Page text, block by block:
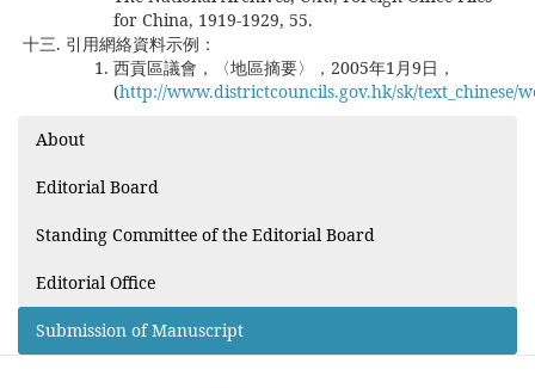
for China, 1919-1929, 55.
引用網絡資料示例：
西貢區議會，〈地區摘要〉，2005年1月9日，
(http://www.districtcouncils.gov.hk/sk/text_chinese/
About
Editorial Board
Standing Committee of the Editorial Board
Editorial Office
Submission of Manuscript